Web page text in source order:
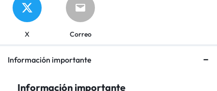
X Correo
Información importante
Información importante